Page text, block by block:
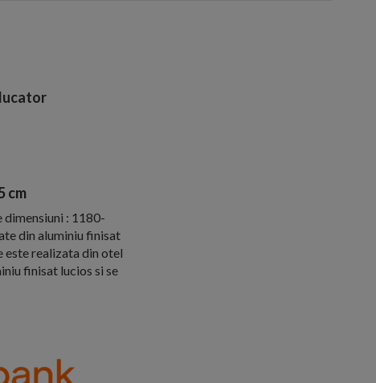
cm
dimensiuni : 1180-
din aluminiu finisat
este realizata din otel
finisat lucios si se